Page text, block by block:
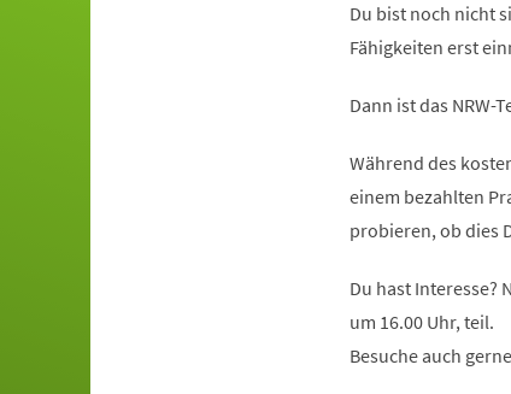
Du bist noch nicht
Fähigkeiten erst
Dann ist das
Während des
einem bezahlten
probieren, ob dies
Du hast Interesse?
um 16.00 Uhr, teil.
Besuche auch